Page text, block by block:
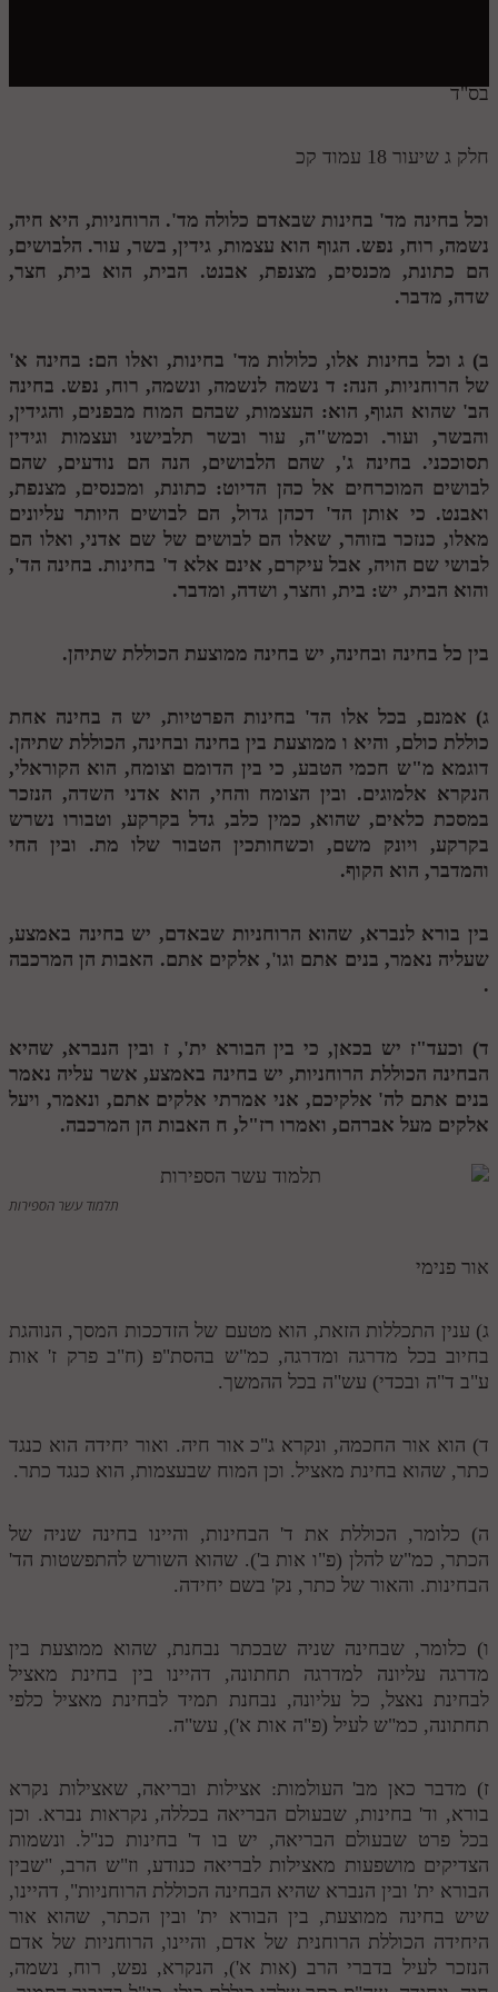
חלק יב
חלק יד
חלק טו
חלק ט"ז
בית שער הכוונות
הזמן סט תע"ס
הזמן סט תלמוד עשר הספירות
ספרים להורדה
מנוע חיפוש בספרים
תלמוד עשר הספירות בעיון
תע"ס חלק ב' עיון
תלמוד עשר הספירות חלק ד
תלמוד עשר הספירות חלק ה
תלמוד עשר הספירות חלק ו
תלמוד עשר הספירות חלק ז
תלמוד עשר הספירות חלק ט
תלמוד עשר הספירות חלק י
תלמוד עשר הספירות חלק יב
תלמוד עשר הספירות חלק יג
בית שער הכוונות
אודות האתר
אודות האתר
אתר הבית
דף היומי בזוהר הקדוש
בס"ד
חלק ג שיעור 18 עמוד קכ
וכל בחינה מד' בחינות שבאדם כלולה מד'. הרוחניות, היא חיה,
נשמה, רוח, נפש. הגוף הוא עצמות, גידין, בשר, עור. הלבושים,
הם כתונת, מכנסים, מצנפת, אבנט. הבית, הוא בית, חצר,
שדה, מדבר.
ב) גוכל בחינות אלו, כלולות מד' בחינות, ואלו הם: בחינה א'
של הרוחניות, הנה: ד נשמה לנשמה, ונשמה, רוח, נפש. בחינה
הב' שהוא הגוף, הוא: העצמות, שבהם המוח מבפנים, והגידין,
והבשר, ועור. וכמש"ה, עור ובשר תלבישני ועצמות וגידין
תסוככני. בחינה ג', שהם הלבושים, הנה הם נודעים, שהם
לבושים המוכרחים אל כהן הדיוט: כתונת, ומכנסים, מצנפת,
ואבנט. כי אותן הד' דכהן גדול, הם לבושים היותר עליונים
מאלו, כנזכר בזוהר, שאלו הם לבושים של שם אדני, ואלו הם
לבושי שם הויה, אבל עיקרם, אינם אלא ד' בחינות. בחינה הד',
והוא הבית, יש: בית, וחצר, ושדה, ומדבר.
בין כל בחינה ובחינה, יש בחינה ממוצעת הכוללת שתיהן.
ג) אמנם, בכל אלו הד' בחינות הפרטיות, יש ה בחינה אחת
כוללת כולם, והיא ו ממוצעת בין בחינה ובחינה, הכוללת שתיהן.
דוגמא מ"ש חכמי הטבע, כי בין הדומם וצומח, הוא הקוראלי,
הנקרא אלמוגים. ובין הצומח והחי, הוא אדני השדה, הנזכר
במסכת כלאים, שהוא, כמין כלב, גדל בקרקע, וטבורו נשרש
בקרקע, ויונק משם, וכשחותכין הטבור שלו מת. ובין החי
והמדבר, הוא הקוף.
בין בורא לנברא, שהוא הרוחניות שבאדם, יש בחינה באמצע,
שעליה נאמר, בנים אתם וגו', אלקים אתם. האבות הן המרכבה
.
ד) וכעד"ז יש בכאן, כי בין הבורא ית',ז ובין הנברא, שהיא
הבחינה הכוללת הרוחניות, יש בחינה באמצע, אשר עליה נאמר
בנים אתם לה' אלקיכם, אני אמרתי אלקים אתם, ונאמר, ויעל
אלקים מעל אברהם, ואמרו רז"ל, ח האבות הן המרכבה.
תלמוד עשר הספירות
אור פנימי
ג) ענין התכללות הזאת, הוא מטעם של הזדככות המסך, הנוהגת
בחיוב בכל מדרגה ומדרגה, כמ"ש בהסת"פ (ח"ב פרק ז' אות
ע"ב ד"ה ובכדי) עש"ה בכל ההמשך.
ד) הוא אור החכמה, ונקרא ג"כ אור חיה. ואור יחידה הוא כנגד
כתר, שהוא בחינת מאציל. וכן המוח שבעצמות, הוא כנגד כתר.
ה) כלומר, הכוללת את ד' הבחינות, והיינו בחינה שניה של
הכתר, כמ"ש להלן (פ"ו אות ב'). שהוא השורש להתפשטות הד'
הבחינות. והאור של כתר, נק' בשם יחידה.
ו) כלומר, שבחינה שניה שבכתר נבחנת, שהוא ממוצעת בין
מדרגה עליונה למדרגה תחתונה, דהיינו בין בחינת מאציל
לבחינת נאצל, כל עליונה, נבחנת תמיד לבחינת מאציל כלפי
תחתונה, כמ"ש לעיל (פ"ה אות א'), עש"ה.
ז) מדבר כאן מב' העולמות: אצילות ובריאה, שאצילות נקרא
בורא, וד' בחינות, שבעולם הבריאה בכללה, נקראות נברא. וכן
בכל פרט שבעולם הבריאה, יש בו ד' בחינות כנ"ל. ונשמות
הצדיקים מושפעות מאצילות לבריאה כנודע, וז"ש הרב, "שבין
הבורא ית' ובין הנברא שהיא הבחינה הכוללת הרוחניות", דהיינו,
שיש בחינה ממוצעת, בין הבורא ית' ובין הכתר, שהוא אור
היחידה הכוללת הרוחנית של אדם, והיינו, הרוחניות של אדם
הנזכר לעיל בדברי הרב (אות א'), הנקרא, נפש, רוח, נשמה,